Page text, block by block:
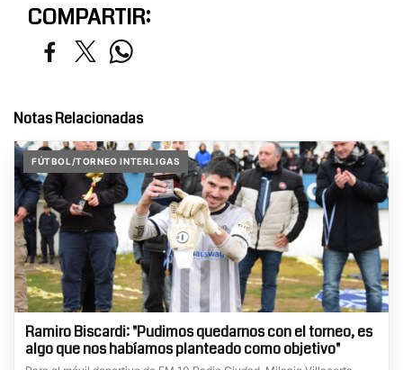
COMPARTIR:
Notas Relacionadas
FÚTBOL/TORNEO INTERLIGAS
Ramiro Biscardi: "Pudimos quedarnos con el torneo, es
algo que nos habíamos planteado como objetivo"